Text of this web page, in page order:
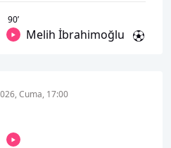
90’
Melih İbrahimoğlu
Cuma, 17:00